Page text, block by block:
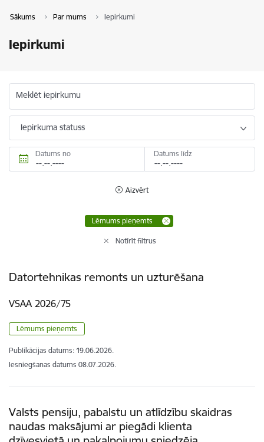
Sākums Par mums Iepirkumi
Iepirkumi
Meklēt iepirkumu
Iepirkuma statuss
Datums no Datums līdz
Aizvērt
Lēmums pieņemts
Notīrīt filtrus
Datortehnikas remonts un uzturēšana
VSAA 2026/75
Lēmums pieņemts
Publikācijas datums: 19.06.2026.
Iesniegšanas datums 08.07.2026.
Valsts pensiju, pabalstu un atlīdzību skaidras
naudas maksājumi ar piegādi klienta